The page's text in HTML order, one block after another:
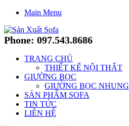
Main Menu
Phone: 097.543.8686
TRANG CHỦ
THIẾT KẾ NỘI THẤT
GIƯỜNG BỌC
GIƯỜNG BỌC NHUNG
SẢN PHẨM SOFA
TIN TỨC
LIÊN HỆ